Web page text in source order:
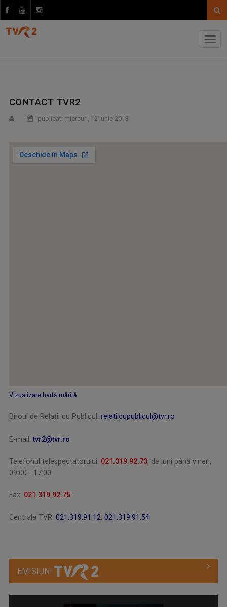
CONTACT TVR2
publicat: miercuri, 12 iunie 2013
Vizualizare hartă mărită
Biroul de Relaţii cu Publicul: relatiicupublicul@tvr.ro
E-mail: tvr2@tvr.ro
Telefonul telespectatorului: 021.319.92.73, de luni până vineri,
09:00 - 17:00
Fax: 021.319.92.75
Centrala TVR: 021.319.91.12; 021.319.91.54
EMISIUNI